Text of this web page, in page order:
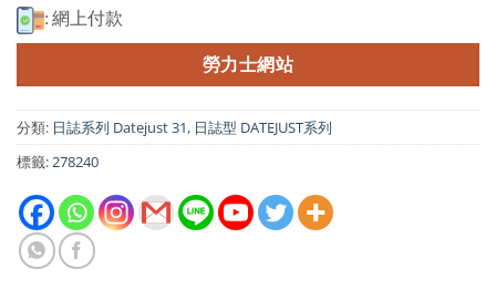
: 網上付款
勞力士網站
分類: 日誌系列 Datejust 31, 日誌型 DATEJUST系列
標籤:278240